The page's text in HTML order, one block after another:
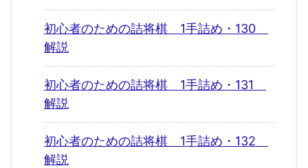
初心者のための詰将棋 1手詰め・130
解説
初心者のための詰将棋 1手詰め・131
解説
初心者のための詰将棋 1手詰め・132
解説